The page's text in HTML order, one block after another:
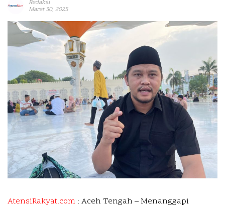
Redaksi
Maret 30, 2025
AtensiRakyat.com : Aceh Tengah – Menanggapi